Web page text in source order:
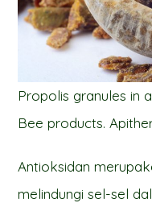
Propolis granules in
Bee products.
Antioksidan
melindungi sel-sel